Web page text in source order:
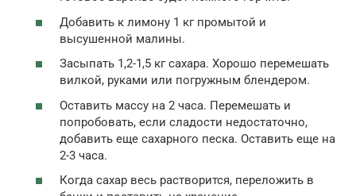
Добавить к лимону 1 кг промытой и
высушенной малины.
Засыпать 1,2-1,5 кг сахара. Хорошо перемешать
вилкой, руками или погружным блендером.
Оставить массу на 2 часа. Перемешать и
попробовать, если сладости недостаточно,
добавить еще сахарного песка. Оставить еще на
2-3 часа.
Когда сахар весь растворится, переложить в